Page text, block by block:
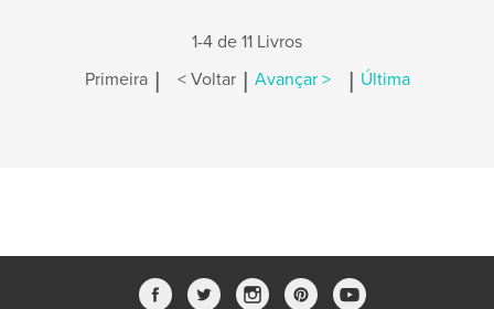
1-4 de 11 Livros
Primeira | < Voltar | Avançar > | Última